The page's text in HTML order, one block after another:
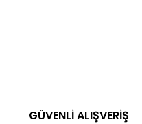
GÜVENLİ ALIŞVERİŞ